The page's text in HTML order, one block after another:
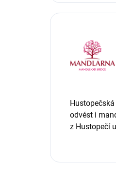
ý
s
o
d
odvést i
z Hustopečí